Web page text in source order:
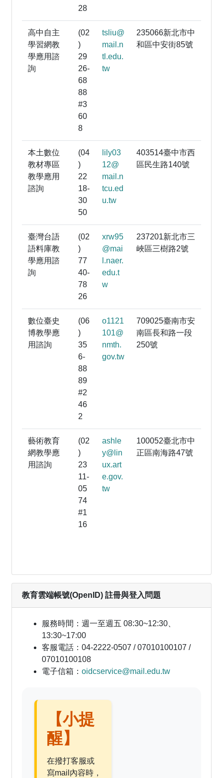
28
高中自主
學習網教
學應用諮
詢
(02
)
29
26-
68
88
#3
60
8
tsliu@
mail.n
tl.edu.
tw
235066新北市中
和區中安街85號
本土數位
教材專區
教學應用
諮詢
(04
)
22
18-
30
50
lily03
12@
mail.n
tcu.ed
u.tw
403514臺中市西
區民生路140號
臺灣台語
語料庫教
學應用諮
詢
(02
)
77
40-
78
26
xrw95
@mai
l.naer.
edu.t
w
237201新北市三
峽區三樹路2號
數位臺史
博教學應
用諮詢
(06
)
35
6-
88
89
#2
46
2
o1121
101@
nmth.
gov.tw
709025臺南市安
南區長和路一段
250號
藝術教育
網教學應
用諮詢
(02
)
23
11-
05
74
#1
16
ashle
y@lin
ux.art
e.gov.
tw
100052臺北市中
正區南海路47號
教育雲端帳號(OpenID) 註冊與登入問題
服務時間：週一至週五 08:30~12:30、
13:30~17:00
客服電話：04-2222-0507 / 07010100107 /
07010100108
電子信箱： oidcservice@mail.edu.tw
【小提
醒】
在撥打客服或
寫mail內容時，